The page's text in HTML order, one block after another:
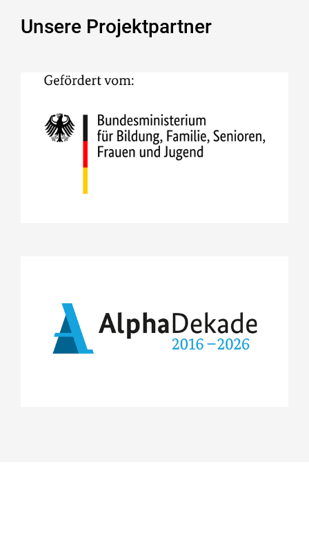
Unsere Projektpartner
Familie, Senioren, Frauen und
Jugend
https://www.bmbfsfj.bund.de/bmbfsfj
MOVE
HEAL
https://www.alphadekade.de/
Projekte